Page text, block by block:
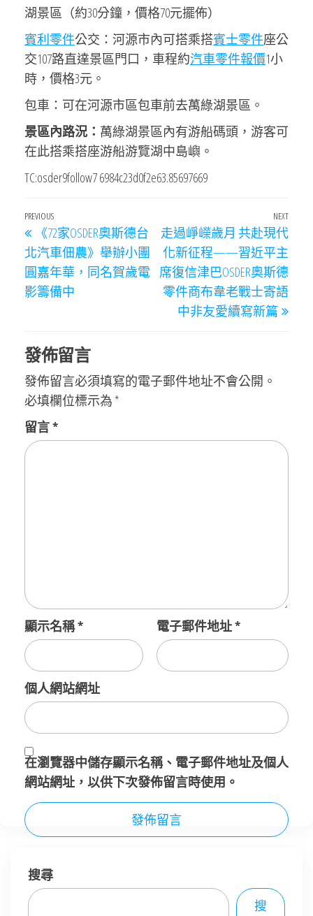
湖景區（約30分鐘，價格70元擺佈）
賓利零件公交：河源市內可搭乘搭賓士零件座公
交107路直達景區門口，車程約汽車零件報價1小
時，價格3元。
包車：可在河源市區包車前去萬綠湖景區。
景區內路況： 萬綠湖景區內有游船碼頭，游客可
在此搭乘搭座游船游覽湖中島嶼。
TC:osder9follow7 6984c23d0f2e63.85697669
文
章
導
覽
Previous
Post
PREVIOUS
《72家OSDER奧斯德台
北汽車佃農》舉辦小團
圓嘉年華，同名賀歲電
影籌備中
Next
Post
NEXT
走過崢嶸歲月 共赴現代
化新征程——習近平主
席復信津巴OSDER奧斯德
零件商布韋老戰士寄語
中非友愛續寫新篇
發佈留言
發佈留言必須填寫的電子郵件地址不會公開。
必填欄位標示為 *
留言*
顯示名稱* 電子郵件地址*
個人網站網址
在瀏覽器中儲存顯示名稱、電子郵件地址及個人
網站網址，以供下次發佈留言時使用。
搜尋
搜